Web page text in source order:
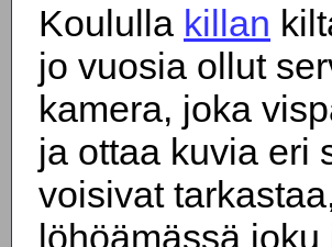
Koululla killan
jo vuosia ollut
kamera, joka
ja ottaa kuvia eri
voisivat
löhöämässä